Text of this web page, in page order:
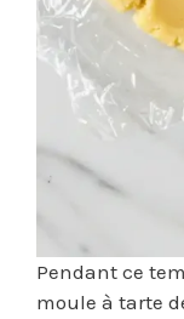
Pendant ce
moule à tarte